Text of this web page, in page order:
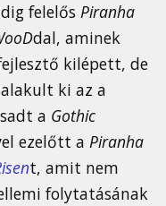
felelős Piranha
dal, aminek
kilépett, de
ki az a
a Gothic
ezelőtt a Piranha
t, amit nem
folytatásának